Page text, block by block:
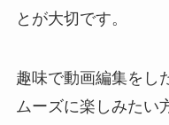
とが大切です。
趣味で動画編集をし
ムーズに楽しみたい